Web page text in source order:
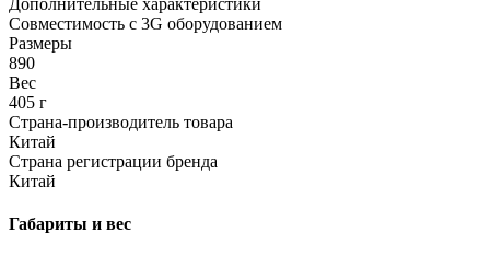
Дополнительные характеристики
Совместимость с 3G оборудованием
Размеры
890
Вес
405 г
Страна-производитель товара
Китай
Страна регистрации бренда
Китай
Габариты и вес